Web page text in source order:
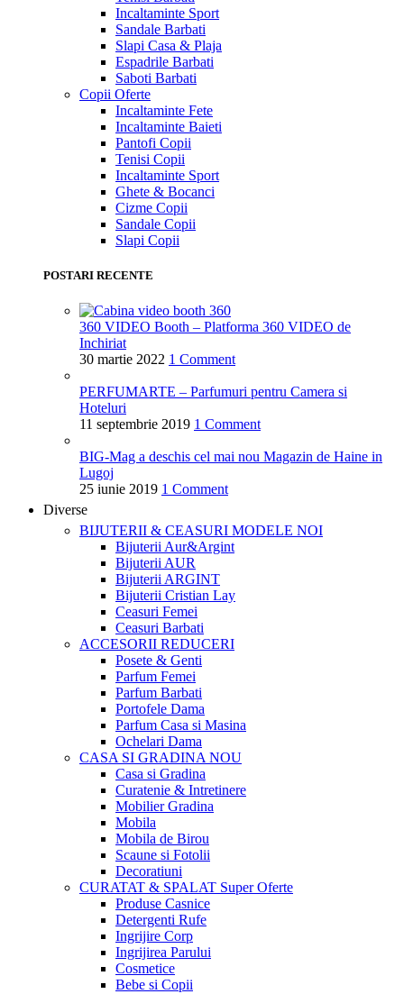
Incaltaminte Sport
Sandale Barbati
Slapi Casa & Plaja
Espadrile Barbati
Saboti Barbati
Copii Oferte
Incaltaminte Fete
Incaltaminte Baieti
Pantofi Copii
Tenisi Copii
Incaltaminte Sport
Ghete & Bocanci
Cizme Copii
Sandale Copii
Slapi Copii
POSTARI RECENTE
360 VIDEO Booth – Platforma 360 VIDEO de
Inchiriat
30 martie 2022 1 Comment
PERFUMARTE – Parfumuri pentru Camera si
Hoteluri
11 septembrie 2019 1 Comment
BIG-Mag a deschis cel mai nou Magazin de Haine in
Lugoj
25 iunie 2019 1 Comment
Diverse
BIJUTERII & CEASURI MODELE NOI
Bijuterii Aur&Argint
Bijuterii AUR
Bijuterii ARGINT
Bijuterii Cristian Lay
Ceasuri Femei
Ceasuri Barbati
ACCESORII REDUCERI
Posete & Genti
Parfum Femei
Parfum Barbati
Portofele Dama
Parfum Casa si Masina
Ochelari Dama
CASA SI GRADINANOU
Casa si Gradina
Curatenie & Intretinere
Mobilier Gradina
Mobila
Mobila de Birou
Scaune si Fotolii
Decoratiuni
CURATAT & SPALAT Super Oferte
Produse Casnice
Detergenti Rufe
Ingrijire Corp
Ingrijirea Parului
Cosmetice
Bebe si Copii